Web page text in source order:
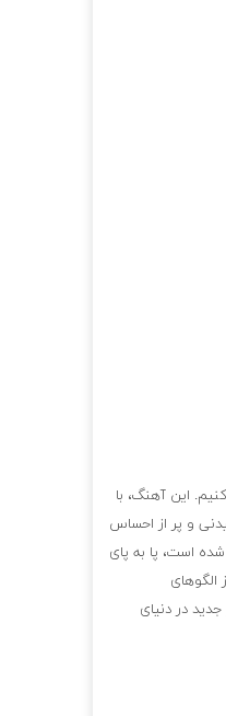
این آهنگ، با
و پر از احساس
است، پا به پای
الگوهای
در دنیای